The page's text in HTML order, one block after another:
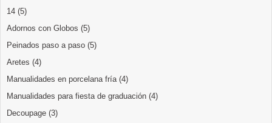
14 (5)
Adornos con Globos (5)
Peinados paso a paso (5)
Aretes (4)
Manualidades en porcelana fría (4)
Manualidades para fiesta de graduación (4)
Decoupage (3)